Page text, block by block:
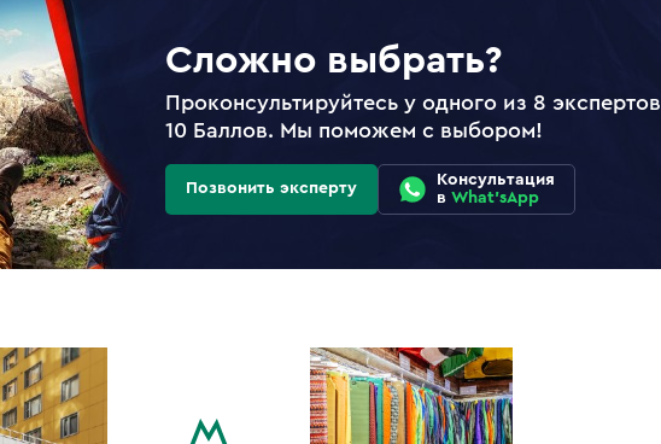
Сложно выбрать?
Проконсультируйтесь у одного из 8 экспертов
10 Баллов. Мы поможем с выбором!
Позвонить эксперту
Консультация
в What'sApp